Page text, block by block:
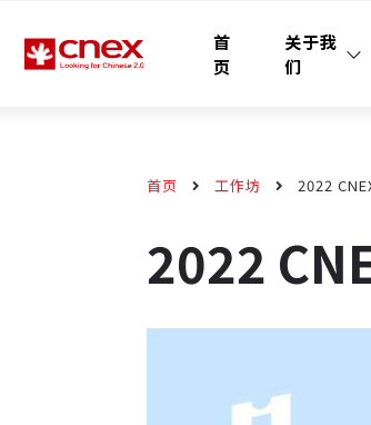
首
页
关于我
们
首页 工作坊 2022
2022